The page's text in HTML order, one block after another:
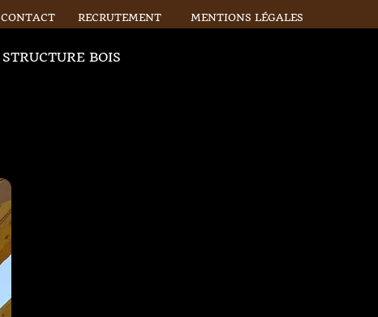
CONTACT RECRUTEMENT MENTIONS LÉGALES
STRUCTURE BOIS